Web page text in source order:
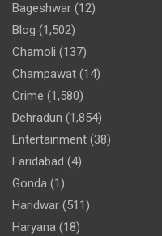
Bageshwar (12)
Blog (1,502)
Chamoli (137)
Champawat (14)
Crime (1,580)
Dehradun (1,854)
Entertainment (38)
Faridabad (4)
Gonda (1)
Haridwar (511)
Haryana (18)